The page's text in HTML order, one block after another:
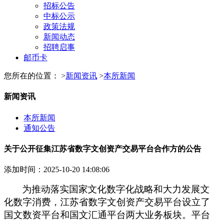
招标公告
中标公示
政策法规
新闻动态
招聘启事
邮币卡
您所在的位置： >新闻资讯 >本所新闻
新闻资讯
本所新闻
通知公告
关于公开征集江苏省数字文创资产交易平台合作方的公告
添加时间：2025-10-20 14:08:06
为推动落实国家文化数字化战略和大力发展文
化数字消费 ， 江苏省数字文创资产交易平台设立了
国文数资平台和国文汇通平台两大业务板块。平台